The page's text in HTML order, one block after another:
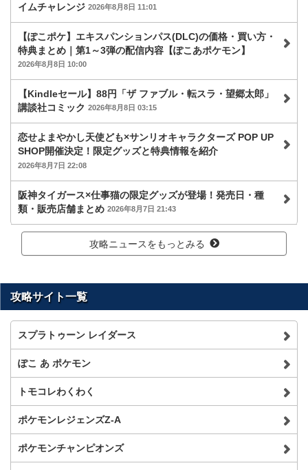
イムチャレンジ 2026年8月8日 11:01
【ぽこポケ】エキスパンションパス(DLC)の価格・買い方・
特典まとめ｜第1～3弾の配信内容【ぽこあポケモン】
2026年8月8日 10:00
【Kindleセール】88円「ザ ファブル・転スラ・望郷太郎」
講談社コミック 2026年8月8日 03:15
恋せよまやかし天使ども×サンリオキャラクターズ POP UP
SHOP開催決定！限定グッズと特典情報を紹介
2026年8月7日 22:08
阪神タイガース×仕事猫の限定グッズが登場！発売日・種
類・販売店舗まとめ 2026年8月7日 21:43
攻略ニュースをもっとみる
攻略サイト一覧
スプラトゥーン レイダース
ぽこ あ ポケモン
トモコレわくわく
ポケモンレジェンズZ-A
ポケモンチャンピオンズ